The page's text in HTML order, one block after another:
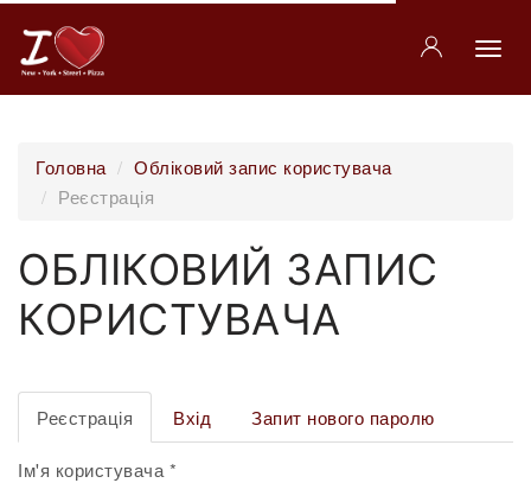
основного
Головна
Обліковий запис користувача
Реєстрація
ОБЛІКОВИЙ ЗАПИС
КОРИСТУВАЧА
ОСНОВНІ
ВКЛАДКИ
Реєстрація (активна
вкладка)
Вхід Запит нового паролю
Ім'я користувача *